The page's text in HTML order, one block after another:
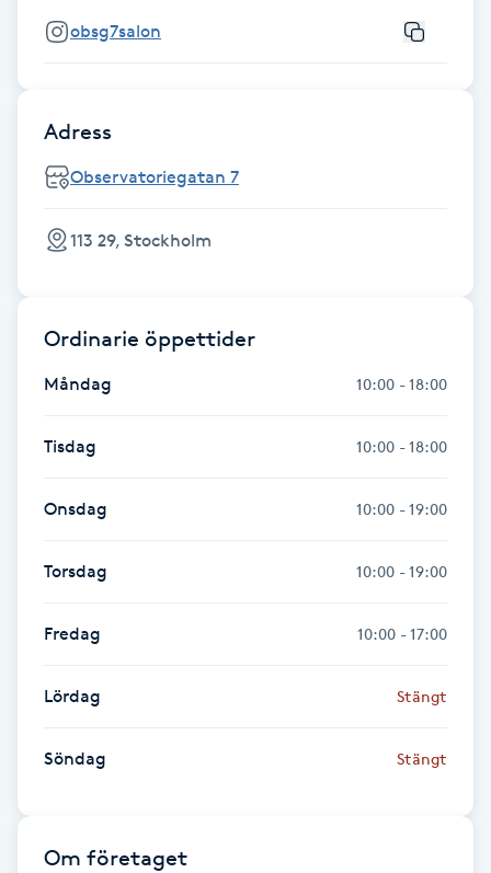
Fotvård
Fransborttagning
Fransfärgning
Fransförlängning
Fransförlängning Megavolym
Fransförlängning Volym
Fransk manikyr
Fransrengöring
obsg7salon
Adress
Observatoriegatan 7
113 29, Stockholm
Ordinarie öppettider
Måndag 10:00 - 18:00
Tisdag 10:00 - 18:00
Onsdag 10:00 - 19:00
Torsdag 10:00 - 19:00
Fredag 10:00 - 17:00
Lördag Stängt
Söndag Stängt
Om företaget